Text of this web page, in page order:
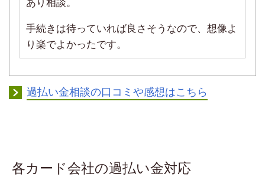
手続きは待っていれば良さそうなので、想像よ
り楽でよかったです。
過払い金相談の口コミや感想はこちら
各カード会社の過払い金対応